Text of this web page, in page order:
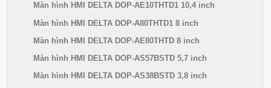
Màn hình HMI DELTA DOP-AE10THTD1 10,4 inch
Màn hình HMI DELTA DOP-A80THTD1 8 inch
Màn hình HMI DELTA DOP-AE80THTD 8 inch
Màn hình HMI DELTA DOP-AS57BSTD 5,7 inch
Màn hình HMI DELTA DOP-AS38BSTD 3,8 inch